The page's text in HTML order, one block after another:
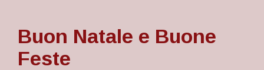
Buon Natale e Buone
Feste